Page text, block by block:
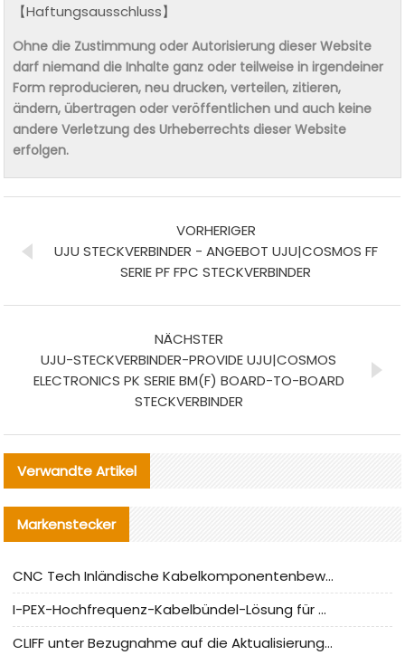
【Haftungsausschluss】
Ohne die Zustimmung oder Autorisierung dieser Website
darf niemand die Inhalte ganz oder teilweise in irgendeiner
Form reproducieren, neu drucken, verteilen, zitieren,
ändern, übertragen oder veröffentlichen und auch keine
andere Verletzung des Urheberrechts dieser Website
erfolgen.
VORHERIGER
UJU STECKVERBINDER - ANGEBOT UJU|COSMOS FF
SERIE PF FPC STECKVERBINDER
NÄCHSTER
UJU-STECKVERBINDER-PROVIDE UJU|COSMOS
ELECTRONICS PK SERIE BM(F) BOARD-TO-BOARD
STECKVERBINDER
Verwandte Artikel
Markenstecker
CNC Tech Inländische Kabelkomponentenbewertung und Massenproduktionsanpassungsanleitung
I-PEX-Hochfrequenz-Kabelbündel-Lösung für die heimische Produktion analysiert
CLIFF unter Bezugnahme auf die Aktualisierung der chinesischen Stecker-Testnormen